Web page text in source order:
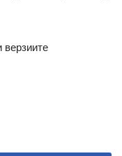
верзиите